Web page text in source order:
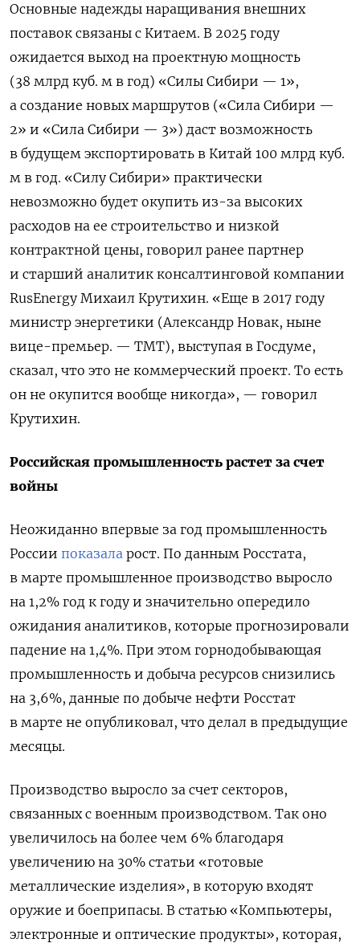
Основные надежды наращивания внешних
поставок связаны с Китаем. В 2025 году
ожидается выход на проектную мощность
(38 млрд куб. м в год) «Силы Сибири — 1»,
а создание новых маршрутов («Сила Сибири —
2» и «Сила Сибири — 3») даст возможность
в будущем экспортировать в Китай 100 млрд куб.
м в год. «Силу Сибири» практически
невозможно будет окупить из-за высоких
расходов на ее строительство и низкой
контрактной цены, говорил ранее партнер
и старший аналитик консалтинговой компании
RusEnergy Михаил Крутихин. «Еще в 2017 году
министр энергетики (Александр Новак, ныне
вице-премьер. — ТМТ), выступая в Госдуме,
сказал, что это не коммерческий проект. То есть
он не окупится вообще никогда», — говорил
Крутихин.
Российская промышленность растет за счет
войны
Неожиданно впервые за год промышленность
России показала рост. По данным Росстата,
в марте промышленное производство выросло
на 1,2% год к году и значительно опередило
ожидания аналитиков, которые прогнозировали
падение на 1,4%. При этом горнодобывающая
промышленность и добыча ресурсов снизились
на 3,6%, данные по добыче нефти Росстат
в марте не опубликовал, что делал в предыдущие
месяцы.
Производство выросло за счет секторов,
связанных с военным производством. Так оно
увеличилось на более чем 6% благодаря
увеличению на 30% статьи «готовые
металлические изделия», в которую входят
оружие и боеприпасы. В статью «Компьютеры,
электронные и оптические продукты», которая,